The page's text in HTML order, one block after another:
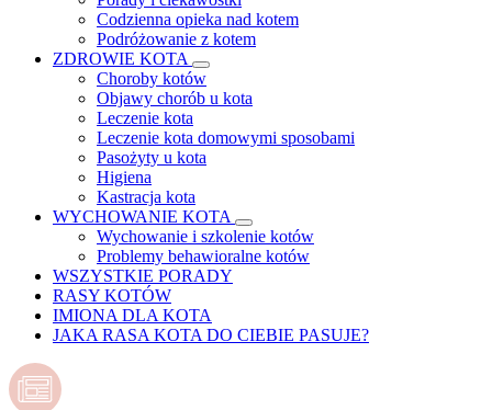
Codzienna opieka nad kotem
Podróżowanie z kotem
ZDROWIE KOTA
Choroby kotów
Objawy chorób u kota
Leczenie kota
Leczenie kota domowymi sposobami
Pasożyty u kota
Higiena
Kastracja kota
WYCHOWANIE KOTA
Wychowanie i szkolenie kotów
Problemy behawioralne kotów
WSZYSTKIE PORADY
RASY KOTÓW
IMIONA DLA KOTA
JAKA RASA KOTA DO CIEBIE PASUJE?